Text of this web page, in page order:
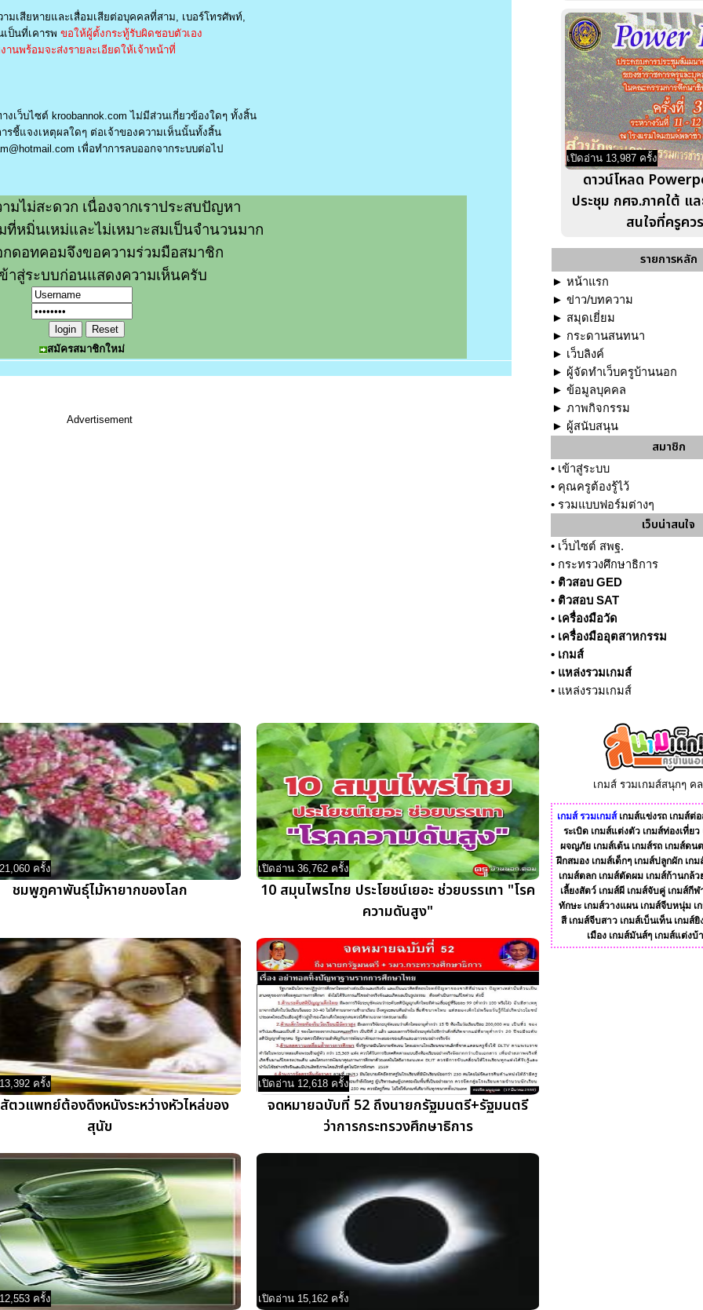
เสียหายและเสื่อมเสียต่อบุคคลที่สาม, เบอร์โทรศัพท์,
ป็นที่เคารพ ขอให้ผู้ตั้งกระทู้รับผิดชอบตัวเอง
นพร้อมจะส่งรายละเอียดให้เจ้าหน้าที่
เว็บไซต์ kroobannok.com ไม่มีส่วนเกี่ยวข้องใดๆ ทั้งสิ้น
ชี้แจงเหตุผลใดๆ ต่อเจ้าของความเห็นนั้นทั้งสิ้น
เพื่อทำการลบออกจากระบบต่อไป
มไม่สะดวก เนื่องจากเราประสบปัญหา
หมิ่นเหม่และไม่เหมาะสมเป็นจำนวนมาก
ดอทคอมจึงขอความร่วมมือสมาชิก
าสู่ระบบก่อนแสดงความเห็นครับ
สมัครสมาชิกใหม่
Advertisement
ครั้ง
ชมพูภูคาพันธุ์ไม้หายากของโลก
เปิดอ่าน 36,762 ครั้ง
10 สมุนไพรไทย ประโยชน์เยอะ ช่วยบรรเทา "โรค
ความดันสูง"
ครั้ง
ตวแพทย์ต้องดึงหนังระหว่างหัวไหล่ของ
สุนัข
เปิดอ่าน 12,618 ครั้ง
จดหมายฉบับที่ 52 ถึงนายกรัฐมนตรี+รัฐมนตรี
ว่าการกระทรวงศึกษาธิการ
ครั้ง เปิดอ่าน 15,162 ครั้ง
เปิดอ่าน 13,987 ครั้ง
ดาวน์โหลด
ประชุม กศจ.ภาคใต้ แล
สนใจที่ครูคว
รายการหลัก
► หน้าแรก
► ข่าว/บทความ
► สมุดเยี่ยม
► กระดานสนทนา
► เว็บลิงค์
► ผู้จัดทำเว็บครูบ้านนอก
► ข้อมูลบุคคล
► ภาพกิจกรรม
► ผู้สนับสนุน
สมาชิก
• เข้าสู่ระบบ
• คุณครูต้องรู้ไว้
• รวมแบบฟอร์มต่างๆ
เว็บน่าสนใจ
• เว็บไซต์ สพฐ.
• กระทรวงศึกษาธิการ
• ติวสอบ GED
• ติวสอบ SAT
• เครื่องมือวัด
• เครื่องมืออุตสาหกรรม
• เกมส์
• แหล่งรวมเกมส์
• แหล่งรวมเกมส์
เกมส์ รวมเกมส์สนุกๆ ค
เกมส์ รวมเกมส์ เกมส์แข่งรถ เกมส์ต่อ
ระเบิด เกมส์แต่งตัว เกมส์ท่องเที่ยว
ผจญภัย เกมส์เต้น เกมส์รถ เกมส์ดน
ฝึกสมอง เกมส์เด็กๆ เกมส์ปลูกผัก เก
เกมส์ตลก เกมส์ตัดผม เกมส์ก้านกล้ว
เลี้ยงสัตว์ เกมส์ผี เกมส์จับคู่ เกมส์กีฬ
ทักษะ เกมส์วางแผน เกมส์จีบหนุ่ม เ
สี เกมส์จีบสาว เกมส์เบ็นเท็น เกมส์ยิ
เมือง เกมส์มันส์ๆ เกมส์แต่งบ้